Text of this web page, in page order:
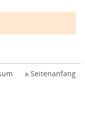
Seitenanfang